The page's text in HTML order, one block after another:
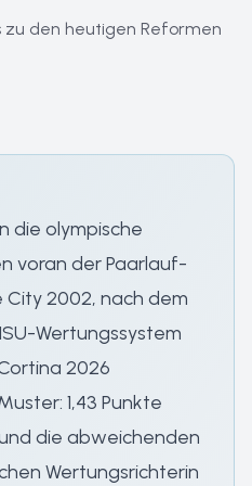
zu den heutigen Reformen
die olympische
voran der Paarlauf-
City 2002, nach dem
Wertungssystem
2026
1,43 Punkte
die abweichenden
Wertungsrichterin